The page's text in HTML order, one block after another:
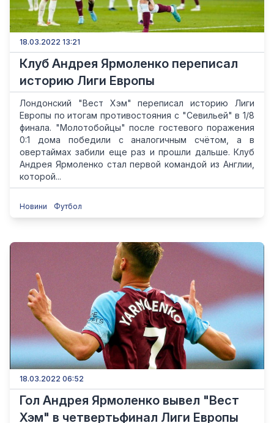
18.03.2022 13:21
Клуб Андрея Ярмоленко переписал
историю Лиги Европы
Лондонский "Вест Хэм" переписал историю Лиги
Европы по итогам противостояния с "Севильей" в 1/8
финала. "Молотобойцы" после гостевого поражения
0:1 дома победили с аналогичным счётом, а в
овертаймах забили еще раз и прошли дальше. Клуб
Андрея Ярмоленко стал первой командой из Англии,
которой...
Новини Футбол
18.03.2022 06:52
Гол Андрея Ярмоленко вывел "Вест
Хэм" в четвертьфинал Лиги Европы